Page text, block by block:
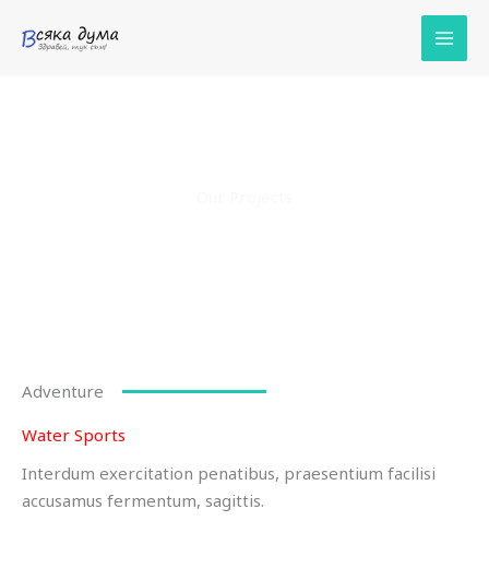
Adventure
Water Sports
Interdum exercitation penatibus, praesentium facilisi
accusamus fermentum, sagittis.